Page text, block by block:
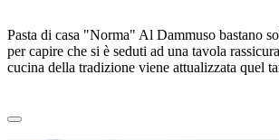
Pasta di casa "Norma" Al Dammuso bastano
per capire che si è seduti ad una tavola
cucina della tradizione viene attualizzata quel